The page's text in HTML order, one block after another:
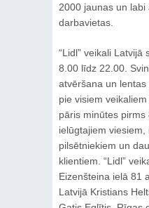
2000 jaunas un labi
darbavietas.
“Lidl” veikali
8.00 līdz 22.00.
atvēršana un
pie visiem
pāris minūtes pirms
ielūgtajiem viesiem,
pilsētniekiem un
klientiem. “Lidl”
Eizenšteina ielā 81
Latvijā Kristians